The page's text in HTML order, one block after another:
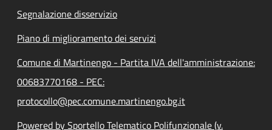
Segnalazione disservizio
Piano di miglioramento dei servizi
Comune di Martinengo - Partita IVA dell'amministrazione:
00683770168 - PEC:
protocollo@pec.comune.martinengo.bg.it
Powered by Sportello Telematico Polifunzionale (v.